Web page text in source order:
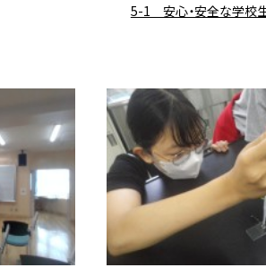
5-1 安心・安全な学校